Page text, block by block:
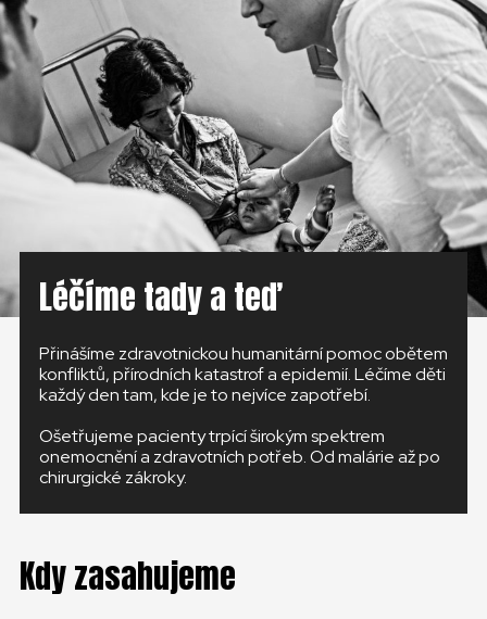
ČESKÁ REPUBLIKA
GLOBAL
SLOVENSKO
ČESKÁ REPUBLIKA
Léčíme tady a teď
Přinášíme zdravotnickou humanitární pomoc obětem
konfliktů, přírodních katastrof a epidemií. Léčíme děti
každý den tam, kde je to nejvíce zapotřebí.
Ošetřujeme pacienty trpící širokým spektrem
onemocnění a zdravotních potřeb. Od malárie až po
chirurgické zákroky.
Kdy zasahujeme